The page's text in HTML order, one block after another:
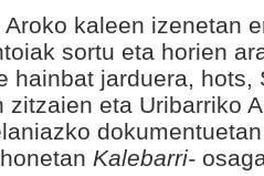
kaleen izenetan
sortu eta horien
hainbat jarduera,
zitzaien eta Uribarriko
Kalebarri-